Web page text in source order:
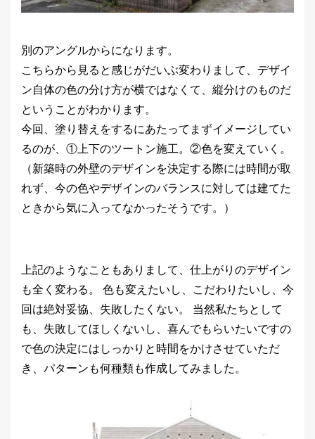
別のアングルからになります。
こちらから見ると感じがだいぶ変わりまして、デザイ
ン自体の色の分け方が横ではなくて、縦分けのものだ
ということがわかります。
今回、塗り替えをするにあたってまずイメージしてい
るのが、①上下のツートン施工。②色を変えていく。
（新築時の外壁のデザインを決定する際には時間が取
れず、今の色やデザインのバランスに対しては建てた
ときから気に入ってなかったそうです。）
上記のようなこともありまして、仕上がりのデザイン
も全く変わる。 色も変えたいし、こだわりたいし、今
回は絶対妥協、失敗したくない。 当然私たちとして
も、失敗してほしくないし、喜んでもらいたいですの
で色の決定にはしっかりと時間をかけさせていただ
き、パターンも何種類も作成してみました。